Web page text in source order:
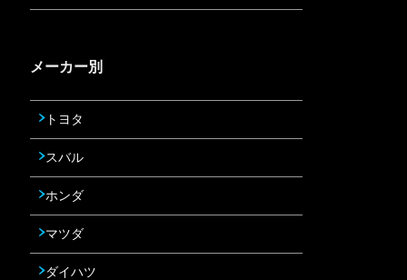
メーカー別
トヨタ
スバル
ホンダ
マツダ
ダイハツ